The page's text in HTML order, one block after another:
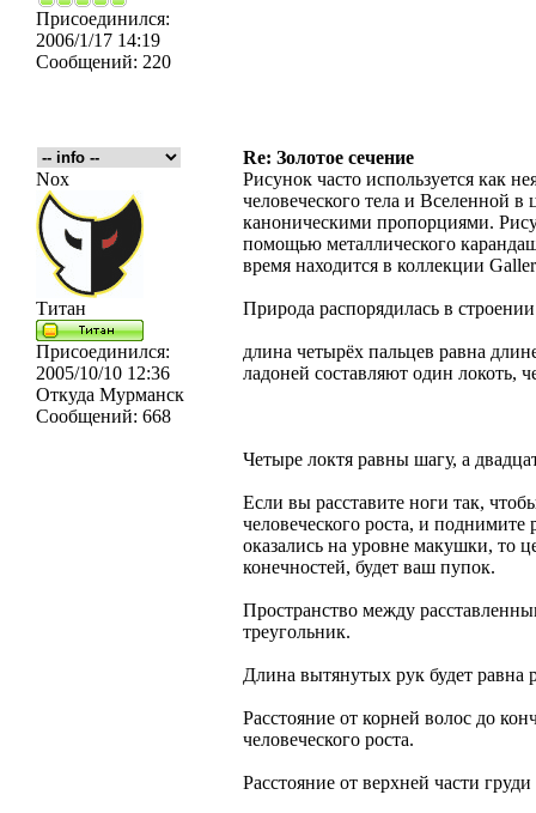
Присоединился:
2006/1/17 14:19
Сообщений: 220
Re: Золотое сечение
Nox
Титан
Присоединился:
2005/10/10 12:36
Откуда Мурманск
Сообщений: 668
Рисунок часто используется как
человеческого тела и Вселенной
каноническими пропорциями.
помощью металлического
время находится в коллекции
Природа распорядилась в
длина четырёх пальцев равна
ладоней составляют один локоть,
Четыре локтя равны шагу, а
Если вы расставите ноги так,
человеческого роста, и
оказались на уровне макушки, то
конечностей, будет ваш пупок.
Пространство между
треугольник.
Длина вытянутых рук будет равна
Расстояние от корней волос до
человеческого роста.
Расстояние от верхней части